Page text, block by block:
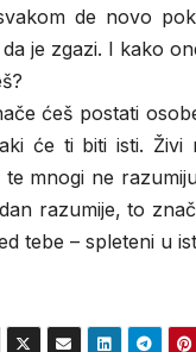
de novo
je zgazi. I kako
ćeš postati
će ti biti isti. Živi
mnogi ne
razumije, to
tebe – spleteni u